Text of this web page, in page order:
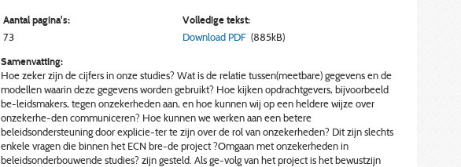
Aantal pagina's:
Volledige tekst:
73
Download PDF (885kB)
Samenvatting:
Hoe zeker zijn de cijfers in onze studies? Wat is de relatie tussen(meetbare) gegevens en de
modellen waarin deze gegevens worden gebruikt? Hoe kijken opdrachtgevers, bijvoorbeeld
be-leidsmakers, tegen onzekerheden aan, en hoe kunnen wij op een heldere wijze over
onzekerhe-den communiceren? Hoe kunnen we werken aan een betere
beleidsondersteuning door explicie-ter te zijn over de rol van onzekerheden? Dit zijn slechts
enkele vragen die binnen het ECN bre-de project ?Omgaan met onzekerheden in
beleidsonderbouwende studies? zijn gesteld. Als ge-volg van het project is het bewustzijn